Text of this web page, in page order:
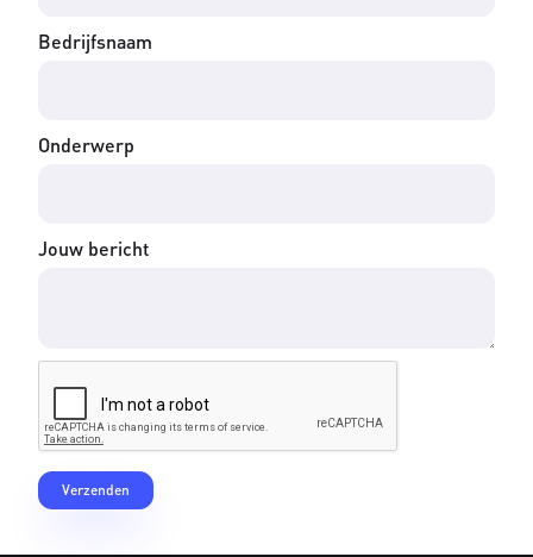
Bedrijfsnaam
Onderwerp
Jouw bericht